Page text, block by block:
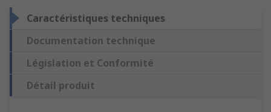
Caractéristiques techniques
Documentation technique
Législation et Conformité
Détail produit